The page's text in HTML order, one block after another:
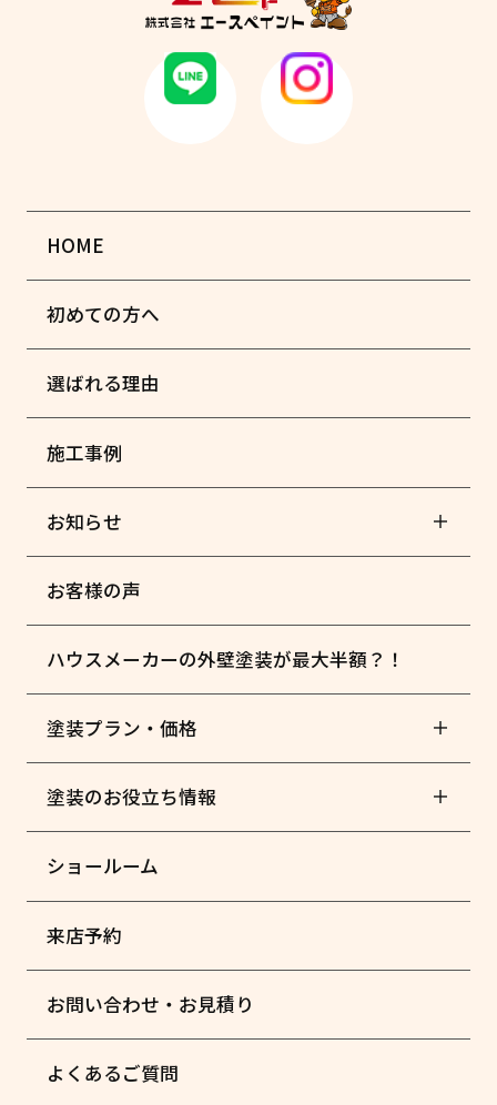
HOME
初めての方へ
選ばれる理由
施工事例
お知らせ
お客様の声
ハウスメーカーの外壁塗装が最大半額？！
塗装プラン・価格
塗装のお役立ち情報
ショールーム
来店予約
お問い合わせ・お見積り
よくあるご質問